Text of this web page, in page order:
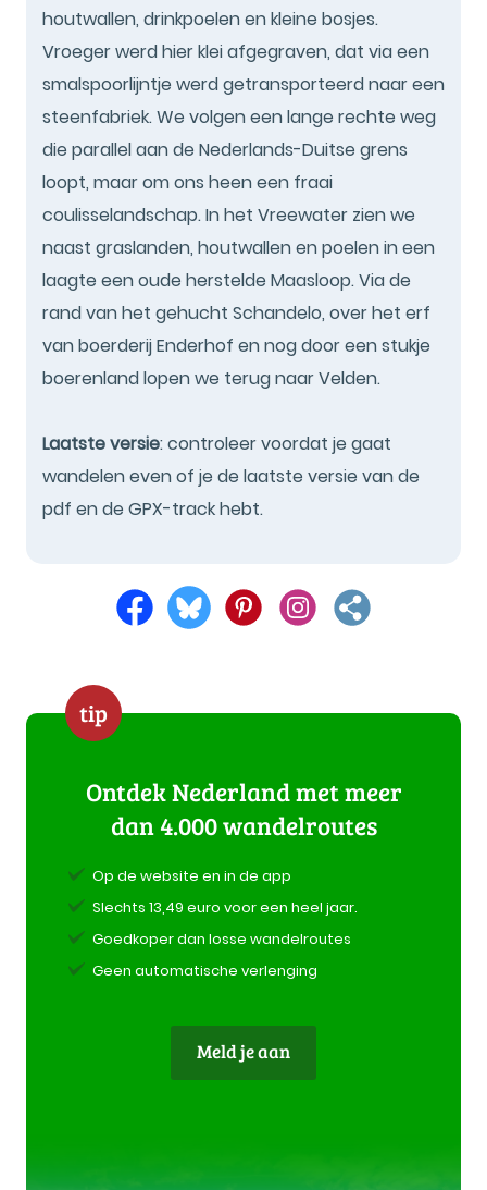
houtwallen, drinkpoelen en kleine bosjes.
Vroeger werd hier klei afgegraven, dat via een
smalspoorlijntje werd getransporteerd naar een
steenfabriek. We volgen een lange rechte weg
die parallel aan de Nederlands-Duitse grens
loopt, maar om ons heen een fraai
coulisselandschap. In het Vreewater zien we
naast graslanden, houtwallen en poelen in een
laagte een oude herstelde Maasloop. Via de
rand van het gehucht Schandelo, over het erf
van boerderij Enderhof en nog door een stukje
boerenland lopen we terug naar Velden.
Laatste versie: controleer voordat je gaat
wandelen even of je de laatste versie van de
pdf en de GPX-track hebt.
tip
Ontdek Nederland met meer
dan 4.000 wandelroutes
Op de website en in de app
Slechts 13,49 euro voor een heel jaar.
Goedkoper dan losse wandelroutes
Geen automatische verlenging
Meld je aan